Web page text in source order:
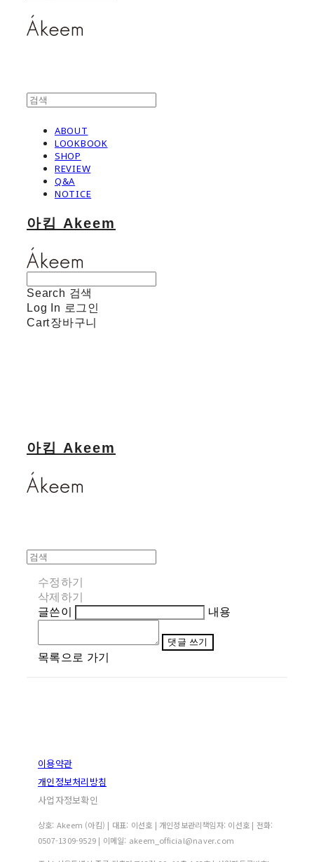
ABOUT
LOOKBOOK
SHOP
REVIEW
Q&A
NOTICE
아킴 Akeem
Search 검색
Log In 로그인
Cart장바구니
아킴 Akeem
수정하기
삭제하기
글쓴이
내용
댓글 쓰기
목록으로 가기
이용약관
개인정보처리방침
사업자정보확인
상호: Akeem (아킴) | 대표: 이선호 | 개인정보관리책임자: 이선호 | 전화:
0507-1309-9529 | 이메일: akeem_official@naver.com